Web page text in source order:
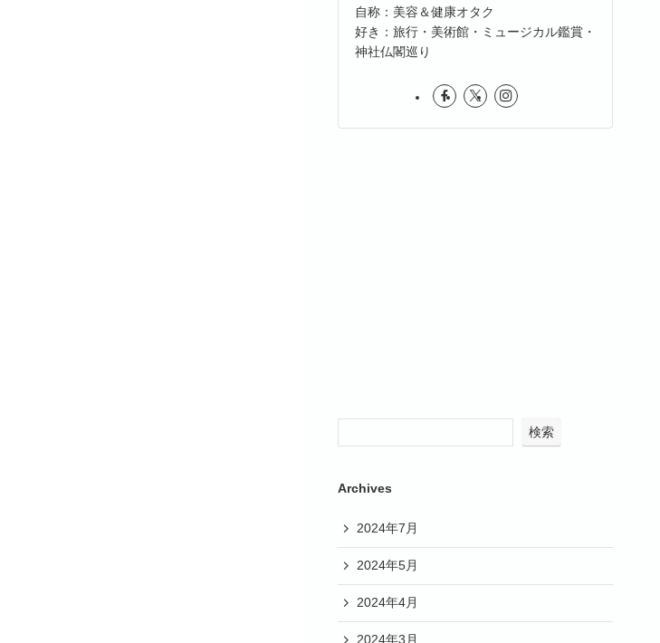
自称：美容＆健康オタク
好き：旅行・美術館・ミュージカル鑑賞・
神社仏閣巡り
検索
Archives
2024年7月
2024年5月
2024年4月
2024年3月